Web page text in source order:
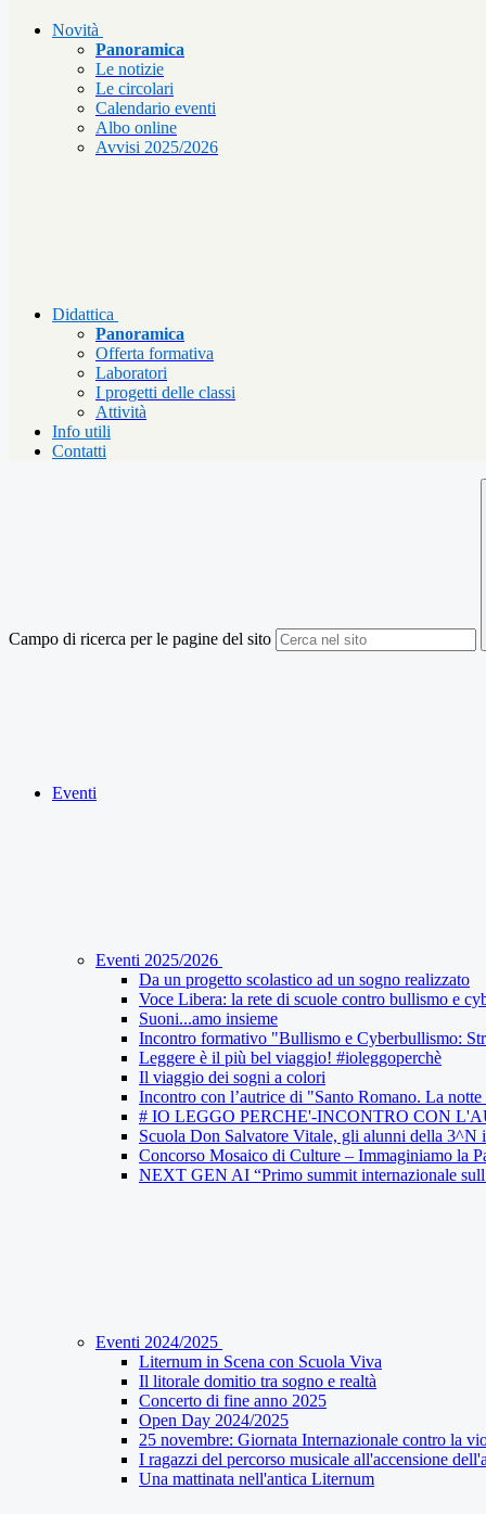
Novità
Panoramica
Le notizie
Le circolari
Calendario eventi
Albo online
Avvisi 2025/2026
Didattica
Panoramica
Offerta formativa
Laboratori
I progetti delle classi
Attività
Info utili
Contatti
Campo di ricerca per le pagine del sito
Eventi
Eventi 2025/2026
Da un progetto scolastico ad un sogno realizzato
Voce Libera: la rete di scuole contro bullismo e
Suoni...amo insieme
Incontro formativo "Bullismo e Cyberbullismo:
Leggere è il più bel viaggio! #ioleggoperchè
Il viaggio dei sogni a colori
Incontro con l’autrice di "Santo Romano. La
# IO LEGGO PERCHE'-INCONTRO CON
Scuola Don Salvatore Vitale, gli alunni della
Concorso Mosaico di Culture – Immaginiamo la
NEXT GEN AI “Primo summit internazionale
Eventi 2024/2025
Liternum in Scena con Scuola Viva
Il litorale domitio tra sogno e realtà
Concerto di fine anno 2025
Open Day 2024/2025
25 novembre: Giornata Internazionale contro la
I ragazzi del percorso musicale all'accensione
Una mattinata nell'antica Liternum